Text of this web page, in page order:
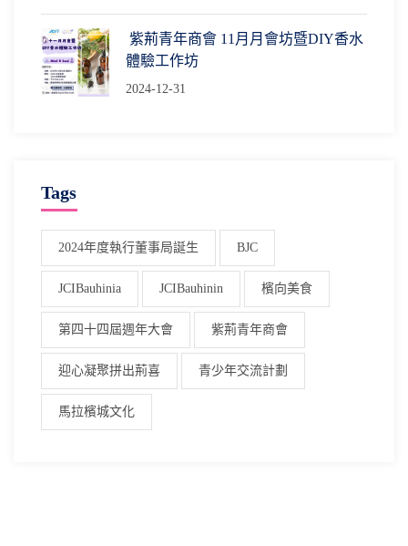
紫荊青年商會 11月月會坊暨DIY香水
體驗工作坊
2024-12-31
Tags
2024年度執行董事局誕生 BJC
JCIBauhinia JCIBauhinin 檳向美食
第四十四屆週年大會 紫荊青年商會
迎心凝聚拼出荊喜 青少年交流計劃
馬拉檳城文化